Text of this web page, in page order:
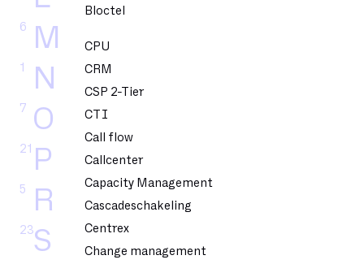
M
6
N
1
O
7
P
21
R
5
S
23
Bloctel
CPU
CRM
CSP 2-Tier
CTI
Call flow
Callcenter
Capacity Management
Cascadeschakeling
Centrex
Change management